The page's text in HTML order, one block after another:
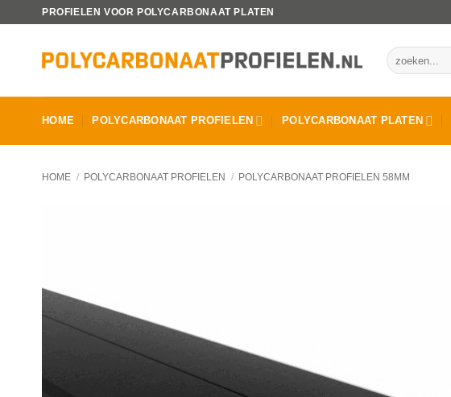
PROFIELEN VOOR POLYCARBONAAT PLATEN
Zoeken
naar:
HOME POLYCARBONAAT PROFIELEN POLYCARBONAAT PLATEN
HOME / POLYCARBONAAT PROFIELEN / POLYCARBONAAT PROFIELEN 58MM